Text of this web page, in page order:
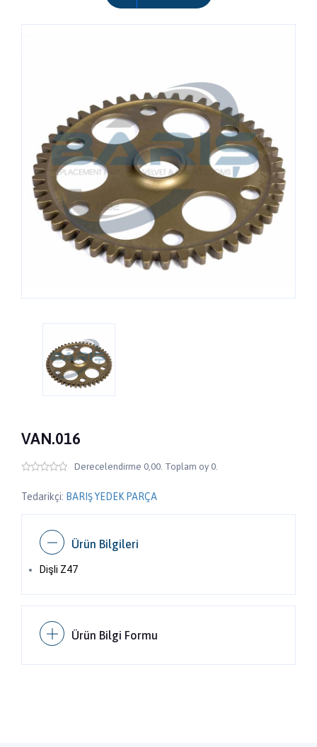
VAN.016
Derecelendirme 0,00. Toplam oy 0.
Tedarikçi: BARIŞ YEDEK PARÇA
Ürün Bilgileri
Dişli Z47
Ürün Bilgi Formu